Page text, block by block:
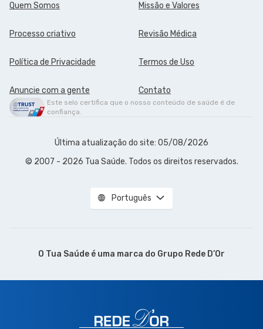
Quem Somos Missão e Valores
Processo criativo Revisão Médica
Política de Privacidade Termos de Uso
Anuncie com a gente Contato
Este selo certifica que o nosso conteúdo de saúde é de
confiança.
Última atualização do site: 05/08/2026
© 2007 - 2026 Tua Saúde. Todos os direitos reservados.
Português
O Tua Saúde é uma marca do Grupo Rede D’Or